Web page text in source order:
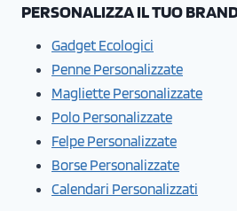
PERSONALIZZA IL TUO
Gadget Ecologici
Penne Personalizzate
Magliette Personalizzate
Polo Personalizzate
Felpe Personalizzate
Borse Personalizzate
Calendari Personalizzati